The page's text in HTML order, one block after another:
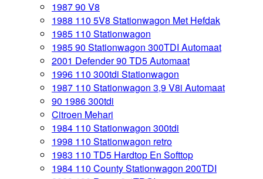
1987 90 V8
1988 110 5V8 Stationwagon Met Hefdak
1985 110 Stationwagon
1985 90 Stationwagon 300TDI Automaat
2001 Defender 90 TD5 Automaat
1996 110 300tdi Stationwagon
1987 110 Stationwagon 3,9 V8i Automaat
90 1986 300tdi
Citroen Mehari
1984 110 Stationwagon 300tdi
1998 110 Stationwagon retro
1983 110 TD5 Hardtop En Softtop
1984 110 County Stationwagon 200TDI